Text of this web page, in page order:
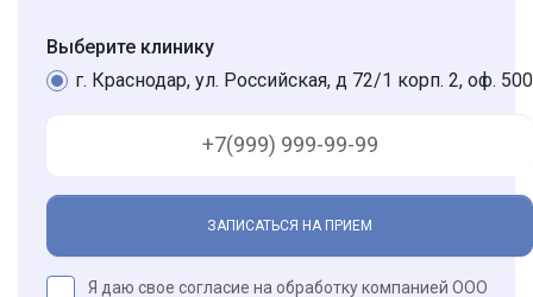
Выберите клинику
г. Краснодар, ул. Российская, д 72/1 корп. 2, оф. 500
ЗАПИСАТЬСЯ НА ПРИЕМ
Я даю свое согласие на обработку компанией ООО